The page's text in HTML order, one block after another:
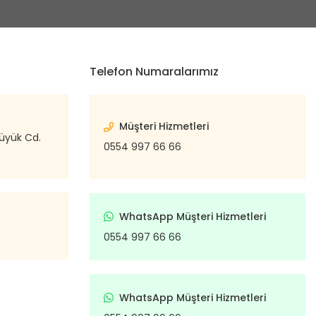
Cd.
Telefon Numaralarımız
Müşteri Hizmetleri
0554 997 66 66
WhatsApp Müşteri Hizmetleri
0554 997 66 66
WhatsApp Müşteri Hizmetleri